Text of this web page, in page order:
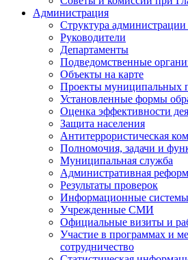
Администрация
Структура администрации
Руководители
Департаменты
Подведомственные
Объекты на карте
Проекты муниципальных
Установленные формы
Оценка эффективности
Защита населения
Антитеррористическая
Полномочия, задачи и
Муниципальная служба
Административная
Результаты проверок
Информационные системы
Учрежденные СМИ
Официальные визиты и
Участие в программах и
сотрудничество